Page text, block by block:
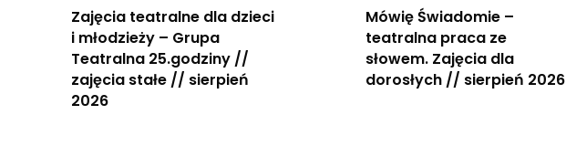
Zajęcia teatralne dla dzieci
i młodzieży – Grupa
Teatralna 25.godziny //
zajęcia stałe // sierpień
2026
Mówię Świadomie –
teatralna praca ze
słowem. Zajęcia dla
dorosłych // sierpień 2026